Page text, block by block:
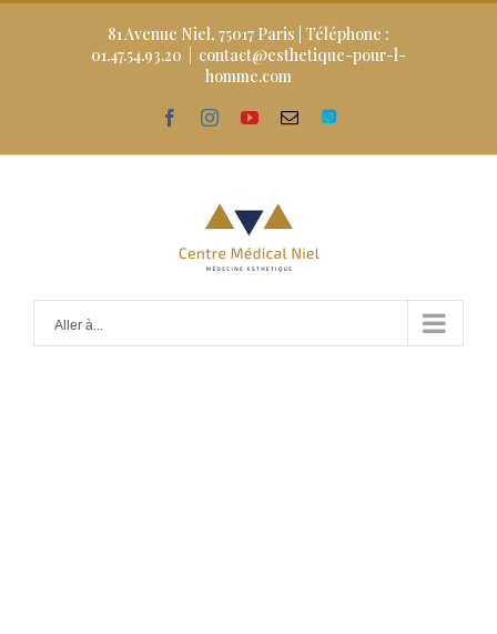
Skip
81 Avenue Niel, 75017 Paris | Téléphone :
01.47.54.93.20
contact@esthetique-pour-l-
homme.com
facebookinstagram
youtubeEmailDoctolib
Aller à...